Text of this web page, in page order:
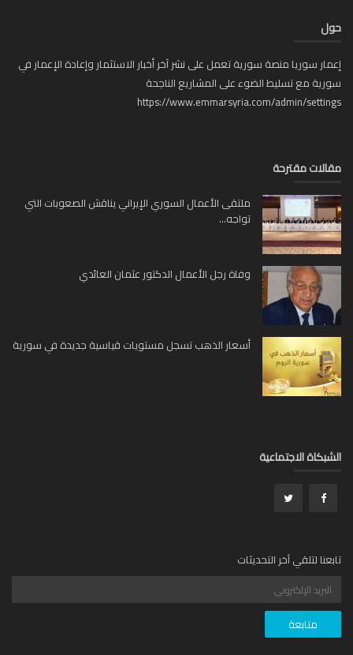
سوريا منصة سورية تعمل على نشر آخر أخبار الاستثمار وإعادة الإعمار في
مع تسليط الضوء على المشاريع الناجحة
https://www.emmarsyria.com/admin/
مقترحة
ملتقى الأعمال السوري الإيراني يناقش الصعوبات التي
تواجه...
وفاة رجل الأعمال الدكتور عثمان العائدي
أسعار الذهب تسجل مستويات قياسية جديدة في سورية
الاجتماعية
لتلقي آخر التحديثات